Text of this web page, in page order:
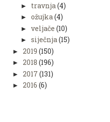
► travnja(4)
► ožujka(4)
► veljače (10)
► siječnja(15)
► 2019 (150)
► 2018 (196)
► 2017 (131)
► 2016 (6)